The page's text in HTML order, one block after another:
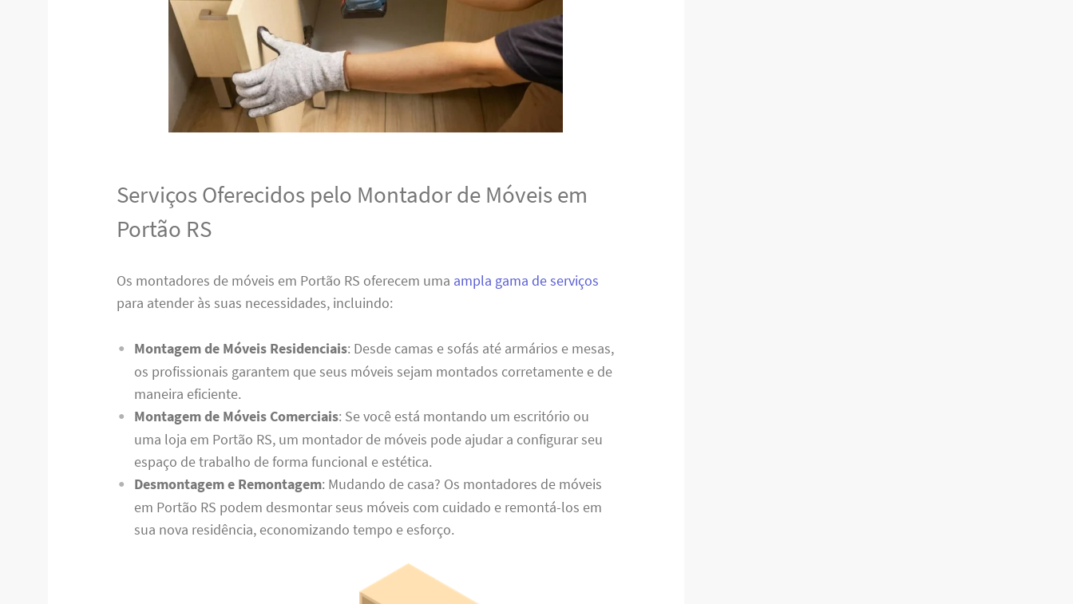
Serviços Oferecidos pelo Montador de Móveis em
Portão RS
Os montadores de móveis em Portão RS oferecem uma ampla gama de serviços
para atender às suas necessidades, incluindo:
Montagem de Móveis Residenciais: Desde camas e sofás até armários e mesas,
os profissionais garantem que seus móveis sejam montados corretamente e de
maneira eficiente.
Montagem de Móveis Comerciais: Se você está montando um escritório ou
uma loja em Portão RS, um montador de móveis pode ajudar a configurar seu
espaço de trabalho de forma funcional e estética.
Desmontagem e Remontagem: Mudando de casa? Os montadores de móveis
em Portão RS podem desmontar seus móveis com cuidado e remontá-los em
sua nova residência, economizando tempo e esforço.